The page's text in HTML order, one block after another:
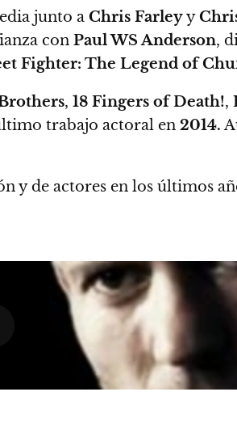
junto a Chris Farleyy
con Paul WS Anderson,
Fighter: The Legend of
, 18 Fingers of Death!,
trabajo actoral en 2014.
de actores en los últimos